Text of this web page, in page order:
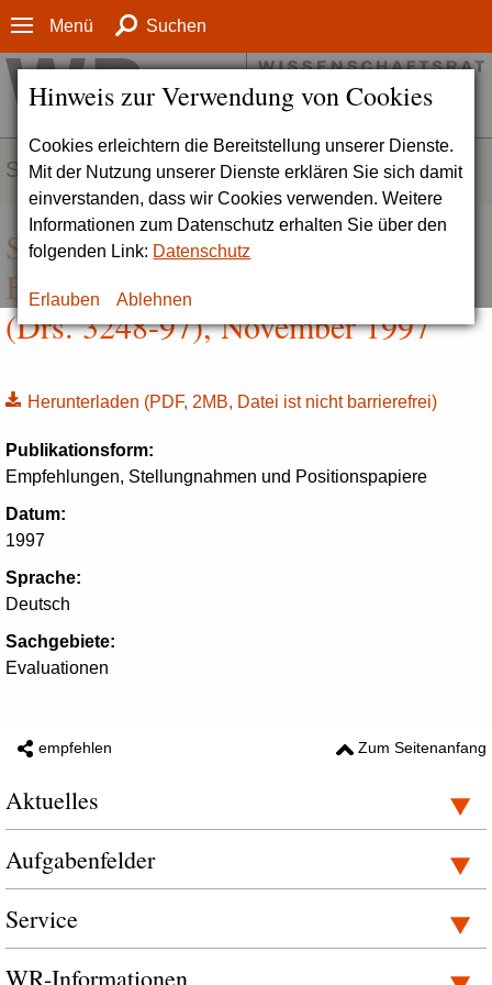
Hinweis zur Verwendung von Cookies
Cookies erleichtern die Bereitstellung unserer Dienste.
Mit der Nutzung unserer Dienste erklären Sie sich damit
einverstanden, dass wir Cookies verwenden. Weitere
Informationen zum Datenschutz erhalten Sie über den
folgenden Link: Datenschutz
Erlauben Ablehnen
Menü Suchen
SERVICE
Stellungnahme zum Deutschen
Bibliotheksinstitut (DBI), Berlin
(Drs. 3248-97), November 1997
Herunterladen (PDF, 2MB, Datei ist nicht barrierefrei)
Publikationsform:
Empfehlungen, Stellungnahmen und Positionspapiere
Datum:
1997
Sprache:
Deutsch
Sachgebiete:
Evaluationen
empfehlen Zum Seitenanfang
Aktuelles
Aufgabenfelder
Service
WR-Informationen